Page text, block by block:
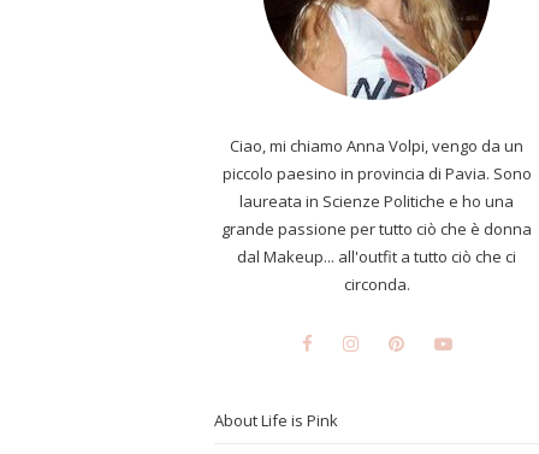
Ciao, mi chiamo Anna Volpi, vengo da un
piccolo paesino in provincia di Pavia. Sono
laureata in Scienze Politiche e ho una
grande passione per tutto ciò che è donna
dal Makeup... all'outfit a tutto ciò che ci
circonda.
About Life is Pink